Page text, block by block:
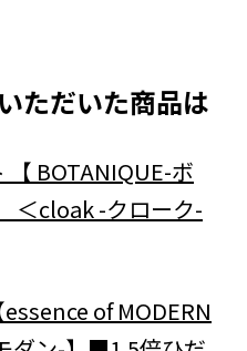
ただいた商品は
BOTANIQUE-ボ
＜cloak -クローク-
of MODERN